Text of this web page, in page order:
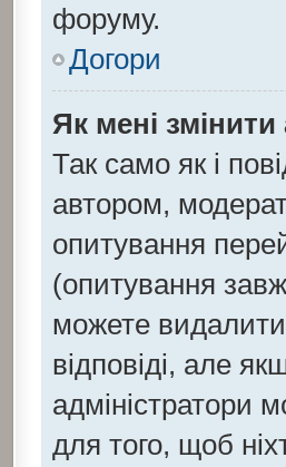
форуму.
Догори
Як мені
Так само як і
автором,
опитування
(опитування
можете видалити
відповіді, але
адміністратори
для того, щоб